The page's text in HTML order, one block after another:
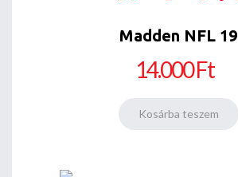
Madden NFL 19
14.000 Ft